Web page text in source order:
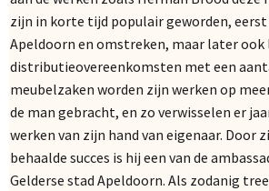
zijn in korte tijd populair geworden, eerst
Apeldoorn en omstreken, maar later ook
distributieovereenkomsten met een
meubelzaken worden zijn werken op
de man gebracht, en zo verwisselen er
werken van zijn hand van eigenaar. Door
behaalde succes is hij een van de
Gelderse stad Apeldoorn. Als zodanig